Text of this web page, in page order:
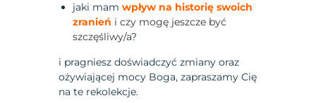
jaki mamwpływ na historię swoich
zranień i czy mogę jeszcze być
szczęśliwy/a?
i pragniesz doświadczyć zmiany oraz
ożywiającej mocy Boga, zapraszamy Cię
na te rekolekcje.